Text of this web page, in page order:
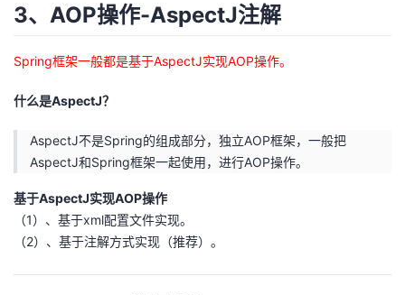
3、AOP操作-AspectJ注解
Spring框架一般都是基于AspectJ实现AOP操作。
什么是AspectJ？
AspectJ不是Spring的组成部分，独立AOP框架，一般把
AspectJ和Spring框架一起使用，进行AOP操作。
基于AspectJ实现AOP操作
（1）、基于xml配置文件实现。
（2）、基于注解方式实现（推荐）。